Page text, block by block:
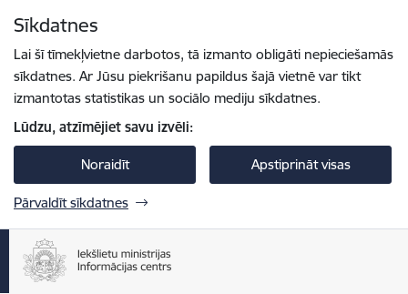
Sīkdatnes
Lai šī tīmekļvietne darbotos, tā izmanto obligāti nepieciešamās
sīkdatnes. Ar Jūsu piekrišanu papildus šajā vietnē var tikt
izmantotas statistikas un sociālo mediju sīkdatnes.
Lūdzu, atzīmējiet savu izvēli:
Noraidīt Apstiprināt visas
Pārvaldīt sīkdatnes